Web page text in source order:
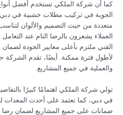
كما أن شركة الملكي تستخدم أفضل
الجوية في تركيب مظلات خشبية في
متعددة من حيث التصميم والألوان
العملاء يشعرون بالرضا التام عند
الفني ملتزم بأعلى معايير الجودة لضمان
لأطول فترة ممكنة. أيضًا، تقدم الشركة
والعملية في جميع المشاريع.
تولي شركة الملكي اهتمامًا كبيرًا
في دبي، كما تعتمد على أحدث المعدات
ضمانات على جميع المشاريع لضمان رضا